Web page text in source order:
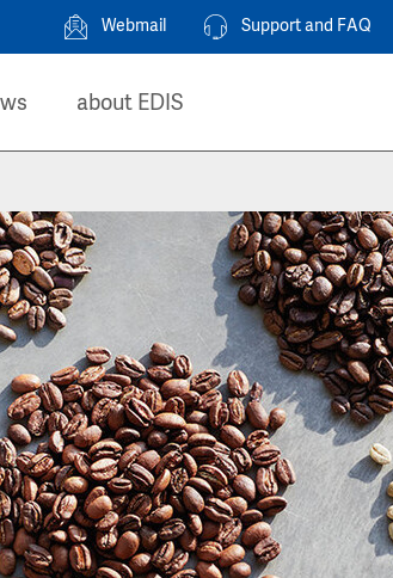
Webmail Support and FAQ
about EDIS